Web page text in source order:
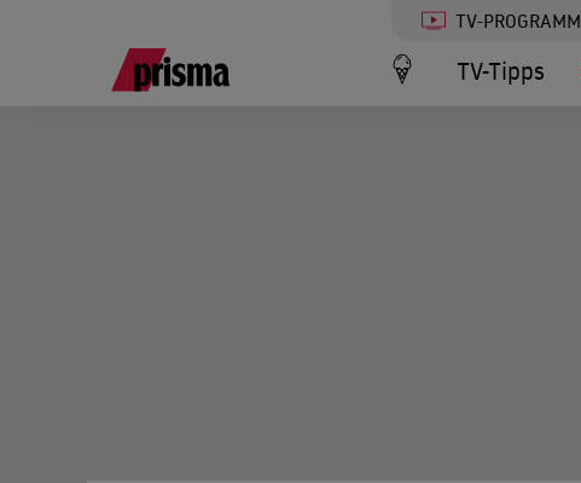
TV-PROGRAMM
TV-Tipps